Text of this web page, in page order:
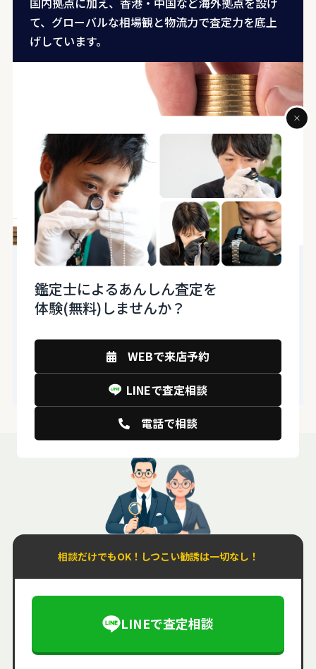
て、グローバルな相場観と物流力で査定力を底上
げしています。
VALUE03
最前線の知識と技術でプラス査定を実現
成機関を自社運営。同業他社に鑑定ノウハウを提
供し、最前線で査定ができるバイヤーを育て続け
相談だけでもOK！しつこい勧誘は一切なし！
LINEで査定相談
鑑定士によるあんしん査定を
体験(無料)しませんか？
WEBで来店予約
LINEで査定相談
電話で相談